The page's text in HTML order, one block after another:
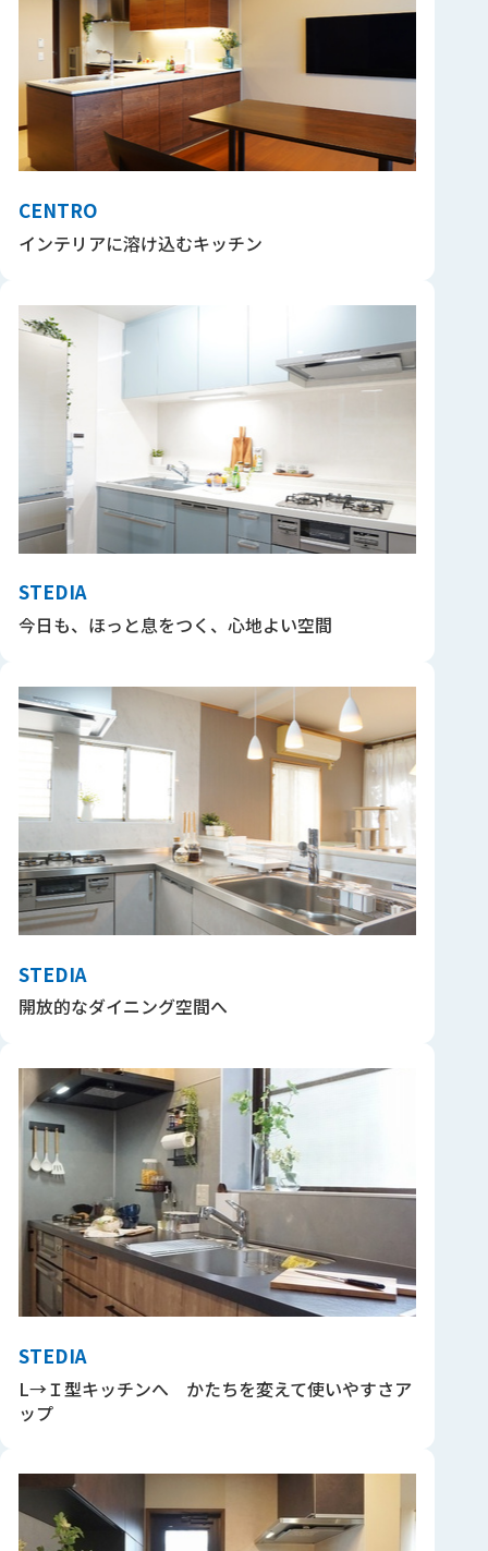
CENTRO
インテリアに溶け込むキッチン
STEDIA
今日も、ほっと息をつく、心地よい空間
STEDIA
開放的なダイニング空間へ
STEDIA
L→Ｉ型キッチンへ かたちを変えて使いやすさア
ップ